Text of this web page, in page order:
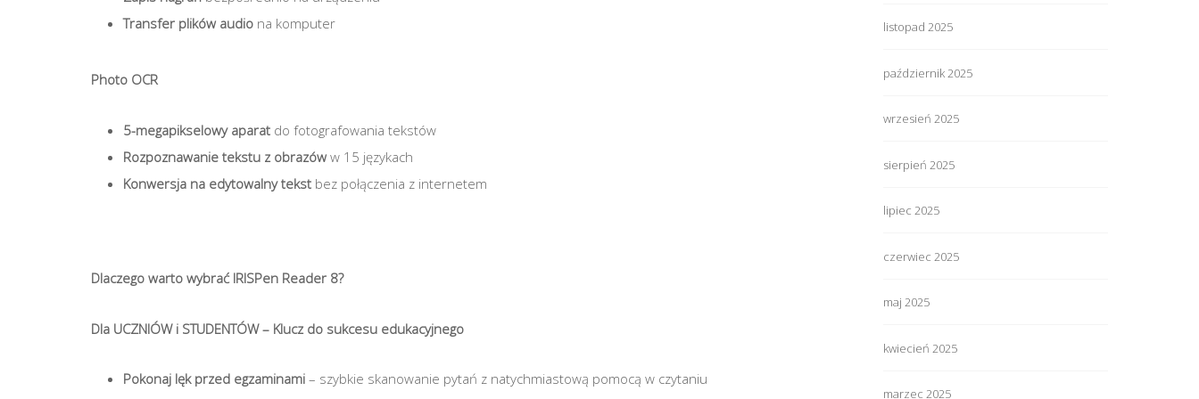
Transfer plików audio na komputer
Photo OCR
5-megapikselowy aparat do fotografowania tekstów
Rozpoznawanie tekstu z obrazóww 15 językach
Konwersja na edytowalny tekst bez połączenia z internetem
Dlaczego warto wybrać IRISPen Reader 8?
Dla UCZNIÓW i STUDENTÓW – Klucz do sukcesu edukacyjnego
Pokonaj lęk przed egzaminami – szybkie skanowanie pytań z natychmiastową pomocą w czytaniu
listopad 2025
październik 2025
wrzesień 2025
sierpień 2025
lipiec 2025
czerwiec 2025
maj 2025
kwiecień 2025
marzec 2025